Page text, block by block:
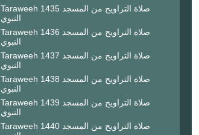
Taraweeh 1435 صلاة التراويح من المسجد
النبوي
Taraweeh 1436 صلاة التراويح من المسجد
النبوي
Taraweeh 1437 صلاة التراويح من المسجد
النبوي
Taraweeh 1438 صلاة التراويح من المسجد
النبوي
Taraweeh 1439 صلاة التراويح من المسجد
النبوي
Taraweeh 1440 صلاة التراويح من المسجد